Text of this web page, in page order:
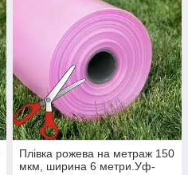
Плівка рожева на метраж 150
мкм, ширина 6 метри.Уф-